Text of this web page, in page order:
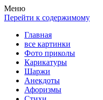
Весела хата — прикольные
клипы!
Покажем всем ваши фото
рассказы, видео и песни!
Меню
Перейти к содержимому
Главная
все картинки
Фото приколы
Карикатуры
Шаржи
Анекдоты
Афоризмы